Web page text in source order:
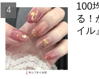
100
る！
イル